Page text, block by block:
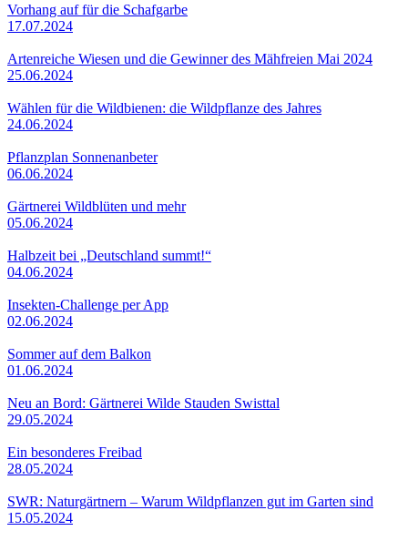
Vorhang auf für die Schafgarbe
17.07.2024
Artenreiche Wiesen und die Gewinner des Mähfreien Mai 2024
25.06.2024
Wählen für die Wildbienen: die Wildpflanze des Jahres
24.06.2024
Pflanzplan Sonnenanbeter
06.06.2024
Gärtnerei Wildblüten und mehr
05.06.2024
Halbzeit bei „Deutschland summt!“
04.06.2024
Insekten-Challenge per App
02.06.2024
Sommer auf dem Balkon
01.06.2024
Neu an Bord: Gärtnerei Wilde Stauden Swisttal
29.05.2024
Ein besonderes Freibad
28.05.2024
SWR: Naturgärtnern – Warum Wildpflanzen gut im Garten sind
15.05.2024